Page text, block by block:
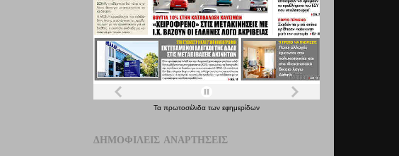
Τα πρωτοσέλιδα των εφημερίδων
ΔΗΜΟΦΙΛΕΊΣ ΑΝΑΡΤΉΣΕΙΣ